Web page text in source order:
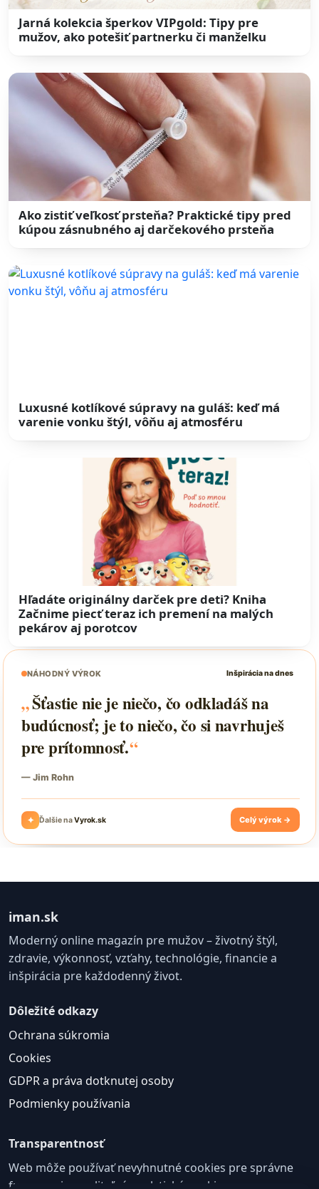
Jarná kolekcia šperkov VIPgold: Tipy pre
mužov, ako potešiť partnerku či manželku
Ako zistiť veľkosť prsteňa? Praktické tipy pred
kúpou zásnubného aj darčekového prsteňa
Luxusné kotlíkové súpravy na guláš: keď má
varenie vonku štýl, vôňu aj atmosféru
Hľadáte originálny darček pre deti? Kniha
Začnime piecť teraz ich premení na malých
pekárov aj porotcov
iman.sk
Moderný online magazín pre mužov – životný štýl,
zdravie, výkonnosť, vzťahy, technológie, financie a
inšpirácia pre každodenný život.
Dôležité odkazy
Ochrana súkromia
Cookies
GDPR a práva dotknutej osoby
Podmienky používania
Transparentnosť
Web môže používať nevyhnutné cookies pre správne
fungovanie a voliteľné analytické cookies na